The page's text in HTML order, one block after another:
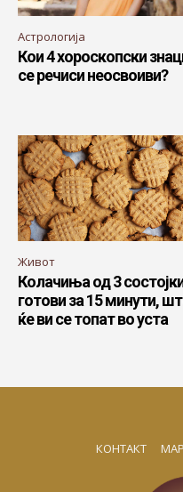
Астрологија
Кои 4 хороскопски
се речиси неосвоиви?
Живот
Колачиња од 3
готови за 15 минути,
ќе ви се топат во уста
КОНТАКТ